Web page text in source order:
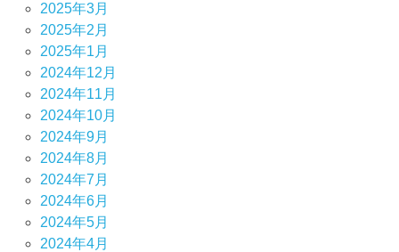
2025年3月
2025年2月
2025年1月
2024年12月
2024年11月
2024年10月
2024年9月
2024年8月
2024年7月
2024年6月
2024年5月
2024年4月